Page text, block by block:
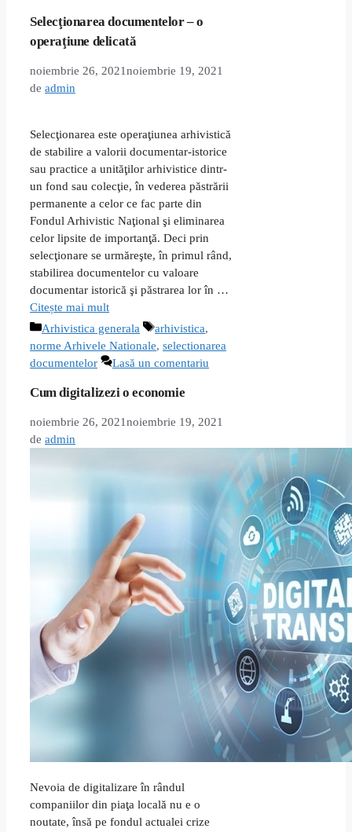
Selecţionarea documentelor – o
operaţiune delicată
noiembrie 26, 2021noiembrie 19, 2021
de admin
Selecţionarea este operaţiunea arhivistică
de stabilire a valorii documentar-istorice
sau practice a unităţilor arhivistice dintr-
un fond sau colecţie, în vederea păstrării
permanente a celor ce fac parte din
Fondul Arhivistic Naţional şi eliminarea
celor lipsite de importanţă. Deci prin
selecţionare se urmăreşte, în primul rând,
stabilirea documentelor cu valoare
documentar istorică şi păstrarea lor în …
Citește mai mult
Categorii
Arhivistica generala Etichete
arhivistica,
norme Arhivele Nationale, selectionarea
documentelor
Lasă un comentariu
Cum digitalizezi o economie
noiembrie 26, 2021noiembrie 19, 2021
de admin
Nevoia de digitalizare în rândul
companiilor din piaţa locală nu e o
noutate, însă pe fondul actualei crize